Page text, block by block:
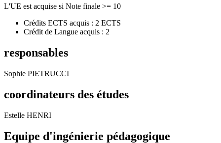
L'UE est acquise si Note finale >= 10
Crédits ECTS acquis : 2 ECTS
Crédit de Langue acquis : 2
responsables
Sophie PIETRUCCI
coordinateurs des études
Estelle HENRI
Equipe d'ingénierie pédagogique